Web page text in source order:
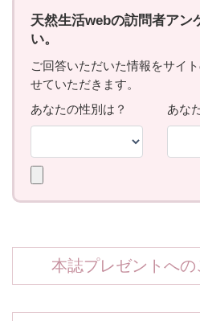
本誌プレゼントへ